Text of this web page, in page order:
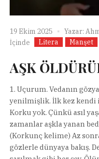
19 Ekim 2025 Yazar:
İçinde
Litera Manşet
AŞK
1. Uçurum. Vedanın
yenilmişlik. İlk kez kendi
Korku yok. Çünkü asıl
zamanlar aşkla yanan
(Korkunç kelime) Az
gözlerle dünyaya bakış.